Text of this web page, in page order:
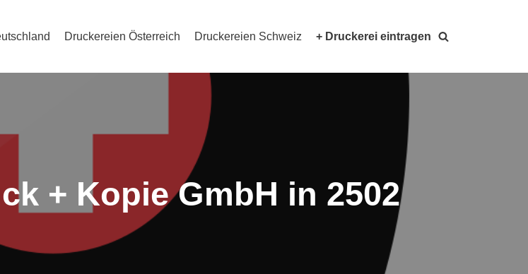
Druckereien Österreich Druckereien Schweiz + Druckerei eintragen
+ Kopie GmbH in 2502